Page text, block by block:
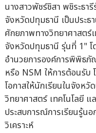
นางสาวพัชร์ชิสา พชิระธา
จังหวัดปทุมธานี เป็นประ
ศักยภาพทางวิทยาศาสตร์
จังหวัดปทุมธานี รุ่นที่ 1"
อำนวยการองค์การพิพิธ
หรือ NSM ให้การต้อนรับ
โอกาสให้นักเรียนในจังหวั
วิทยาศาสตร์ เทคโนโลยี แ
ประสบการณ์การเรียนรู้น
วิเคราะห์